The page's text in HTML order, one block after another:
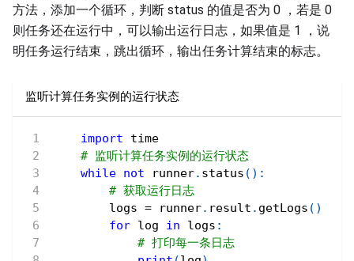
方法，添加一个循环，判断 status 的值是否为 0 ，若是 0
则任务还在运行中，可以输出运行日志，如果值是 1 ，说
明任务运行结束，跳出循环，输出任务计算结束的标志。
监听计算任务实例的运行状态
import time
# 监听计算任务实例的运行状态
while not runner. status ( ) :
# 获取运行日志
        logs
= runner. result . getLogs ( )
for log in logs :
# 打印每一条日志